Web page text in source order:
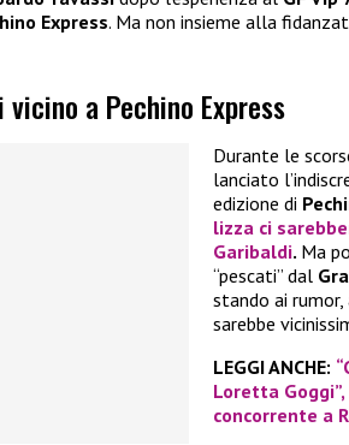
Express. Ma non insieme alla
vicino a Pechino Express
Durante le
lanciato
edizione di
lizza ci
Garibaldi. Ma
“pescati” dal
stando ai rumor,
sarebbe
LEGGI ANCHE:
Loretta
concorrente a